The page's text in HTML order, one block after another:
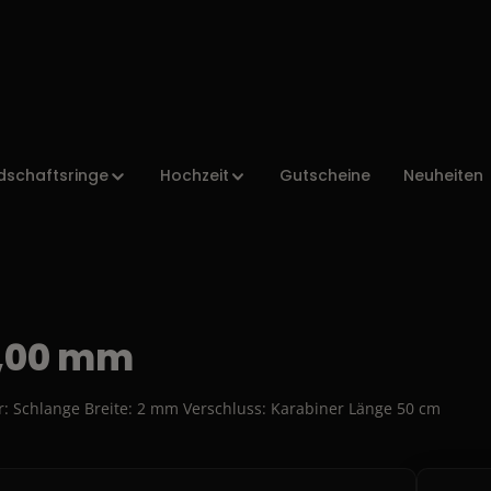
Hochzeit Gutscheine Neuheiten
mm
Breite: 2 mm Verschluss: Karabiner Länge 50 cm